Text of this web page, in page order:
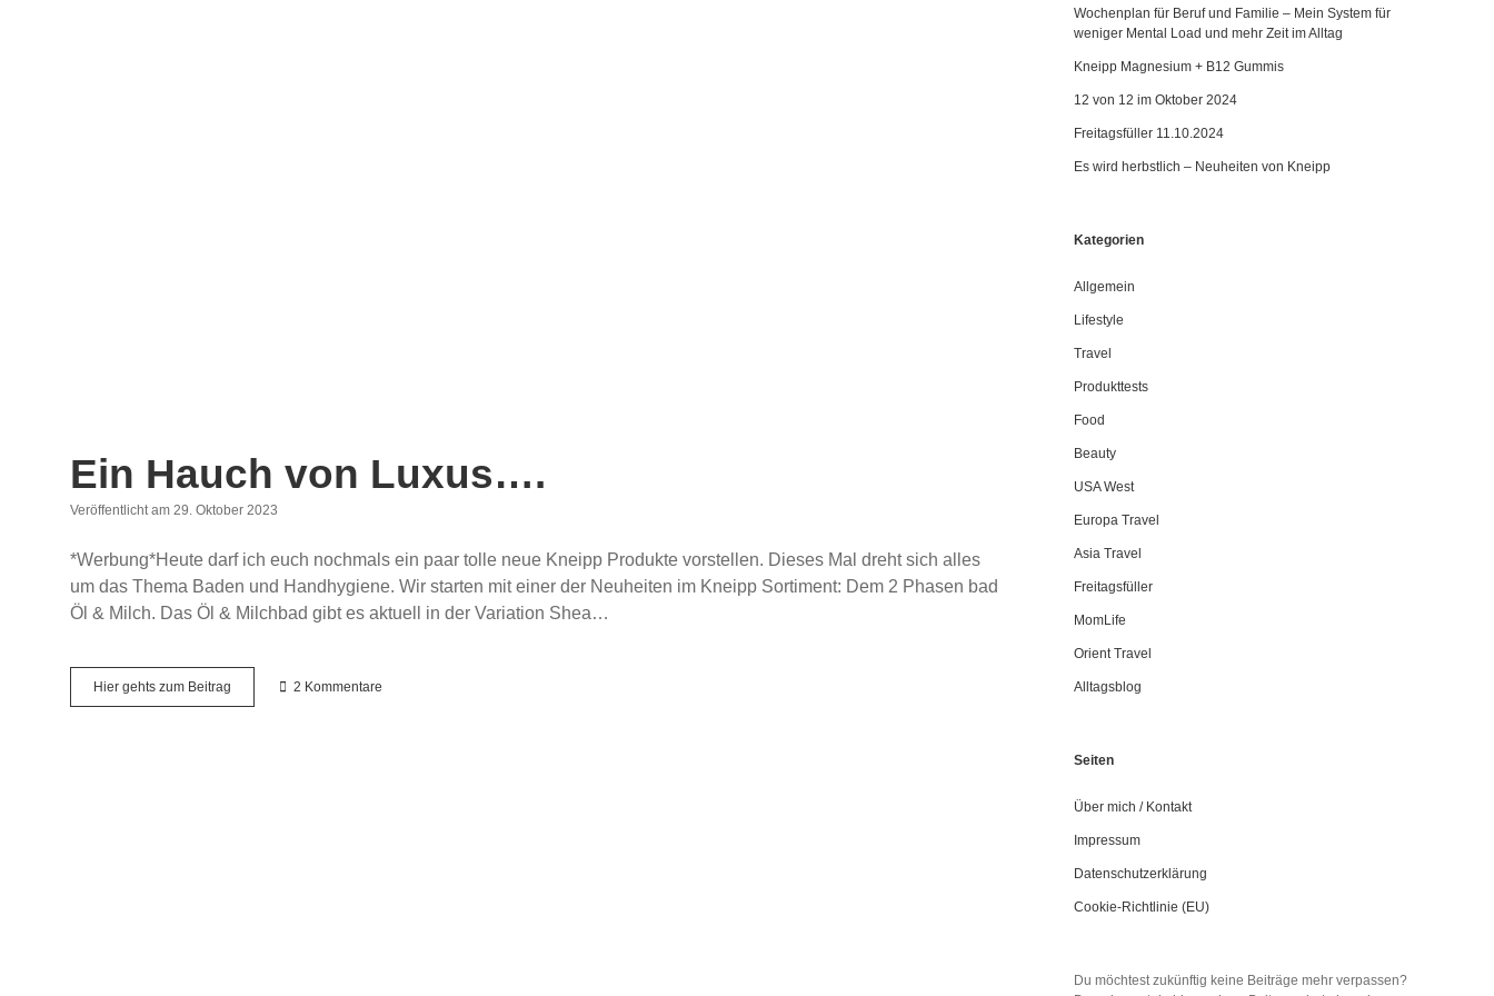
Ein Hauch von Luxus….
Veröffentlicht am 29. Oktober 2023
*Werbung*Heute darf ich euch nochmals ein paar tolle neue Kneipp Produkte vorstellen. Dieses Mal dreht sich alles
um das Thema Baden und Handhygiene. Wir starten mit einer der Neuheiten im Kneipp Sortiment: Dem 2 Phasen bad
Öl & Milch. Das Öl & Milchbad gibt es aktuell in der Variation Shea…
Hier gehts zum Beitrag
Hauch
2 Kommentare
Wochenplan für Beruf und Familie – Mein System für
weniger Mental Load und mehr Zeit im Alltag
Kneipp Magnesium + B12 Gummis
12 von 12 im Oktober 2024
Freitagsfüller 11.10.2024
Es wird herbstlich – Neuheiten von Kneipp
Kategorien
Allgemein
Lifestyle
Travel
Produkttests
Food
Beauty
USA West
Europa Travel
Asia Travel
Freitagsfüller
MomLife
Orient Travel
Alltagsblog
Seiten
Über mich / Kontakt
Impressum
Datenschutzerklärung
Cookie-Richtlinie (EU)
Du möchtest zukünftig keine Beiträge mehr verpassen?